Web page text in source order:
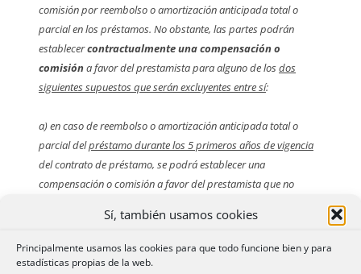
Sí, también usamos cookies
Principalmente usamos las cookies para que todo funcione bien y para
estadísticas propias de la web.
comisión por reembolso o amortización anticipada total o
parcial en los préstamos. No obstante, las partes podrán
establecercontractualmente una compensación o
comisióna favor del prestamista para alguno de losdos
siguientes supuestos que serán excluyentes entre sí:
a) en caso de reembolso o amortización anticipada total o
parcial delpréstamo durante los 5 primeros años de vigencia
del contrato de préstamo, se podrá establecer una
compensación o comisión a favor del prestamista que no
pudiera sufrir el prestamista, de conformidad con la forma de
cálculo prevista en el apartado siguiente, con el límite del
0,25%del capital reembolsado anticipadamente; o